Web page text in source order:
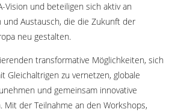
Vision und beteiligen sich aktiv an
und Austausch, die die Zukunft der
neu gestalten.
transformative Möglichkeiten, sich
Gleichaltrigen zu vernetzen, globale
und gemeinsam innovative
Mit der Teilnahme an den Workshops,